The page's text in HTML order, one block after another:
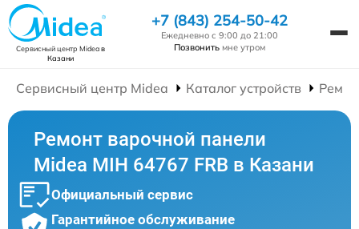
Сервисный центр Mideaв
Казани
+7 (843) 254-50-42
Ежедневно с 9:00 до 21:00
Позвонить мне утром
Сервисный центр Midea Каталог устройств
Ремонт варочной панели
Midea MIH 64767 FRB в Казани
Официальный сервис
Гарантийное обслуживание